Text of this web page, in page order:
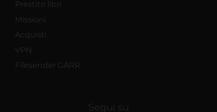
Prestito libri
Missioni
Acquisti
VPN
Filesender GARR
Segui su